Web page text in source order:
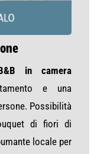
in camera
e una
Possibilità
di fiori di
locale per